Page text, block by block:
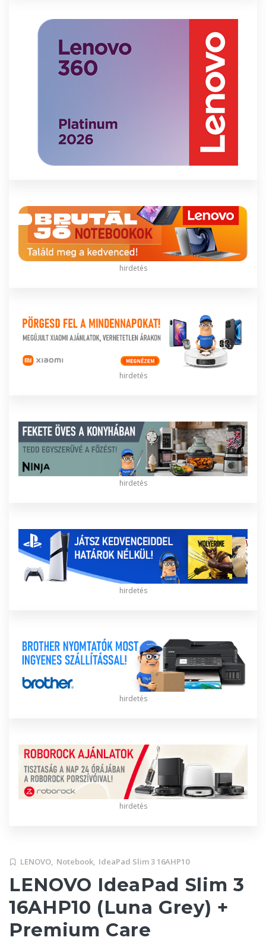
hirdetés
hirdetés
hirdetés
hirdetés
hirdetés
hirdetés
LENOVO, Notebook, IdeaPad Slim 3 16AHP10
LENOVO IdeaPad Slim 3
16AHP10 (Luna Grey) +
Premium Care